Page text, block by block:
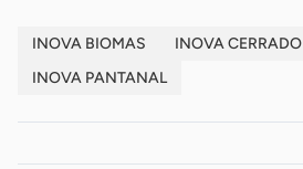
INOVA BIOMAS
INOVA CERRADO
INOVA PANTANAL